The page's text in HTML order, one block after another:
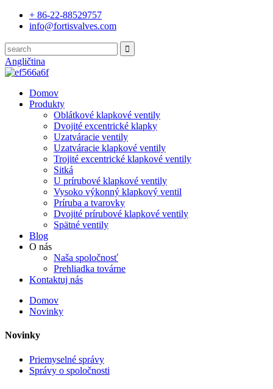
+ 86-22-88529757
info@fortisvalves.com
Angličtina
Domov
Produkty
Oblátkové klapkové ventily
Dvojité excentrické klapky
Uzatváracie ventily
Uzatváracie klapkové ventily
Trojité excentrické klapkové ventily
Sitká
U prírubové klapkové ventily
Vysoko výkonný klapkový ventil
Príruba a tvarovky
Dvojité prírubové klapkové ventily
Spätné ventily
Blog
O nás
Naša spoločnosť
Prehliadka továrne
Kontaktuj nás
Domov
Novinky
Novinky
Priemyselné správy
Správy o spoločnosti